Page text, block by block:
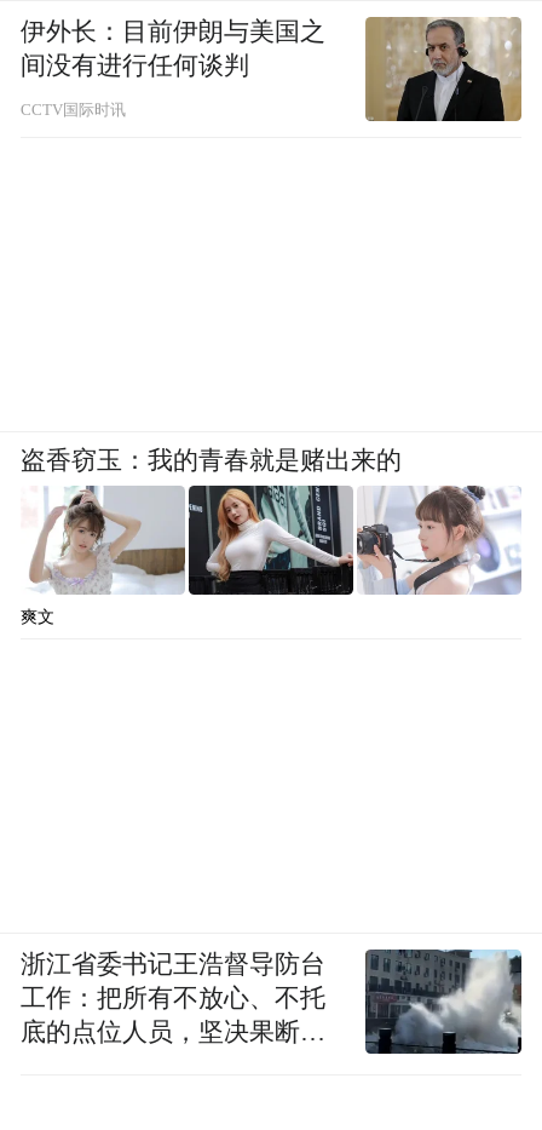
伊外长：目前伊朗与美国之
间没有进行任何谈判
CCTV国际时讯
盗香窃玉：我的青春就是赌出来的
爽文
浙江省委书记王浩督导防台
工作：把所有不放心、不托
底的点位人员，坚决果断转